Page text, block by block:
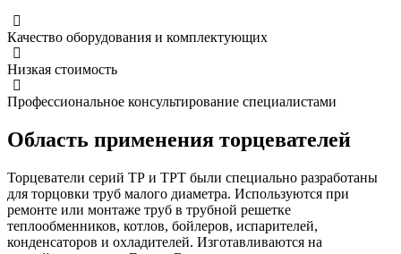
Качество оборудования и комплектующих
Низкая стоимость
Профессиональное консультирование специалистами
Область применения торцевателей
Торцеватели серий ТР и ТРТ были специально разработаны
для торцовки труб малого диаметра. Используются при
ремонте или монтаже труб в трубной решетке
теплообменников, котлов, бойлеров, испарителей,
конденсаторов и охладителей. Изготавливаются на